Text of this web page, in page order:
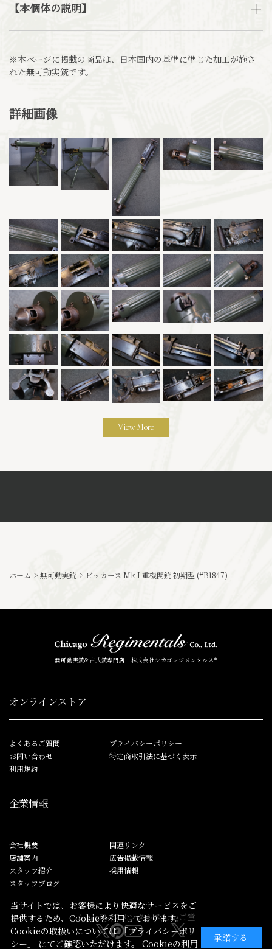
【本個体の説明】
※本ページに掲載の商品は、日本国内の基準に準じた加工が施さ
れた無可動実銃です。
詳細画像
View More
ホーム > 無可動実銃 > ビッカース Mk I 重機関銃 初期型 (#B1847)
無可動実銃&古式銃専門店 株式会社シカゴレジメンタルス®
オンラインストア
よくあるご質問
お問い合わせ
利用規約
プライバシーポリシー
特定商取引法に基づく表示
企業情報
会社概要
店舗案内
スタッフ紹介
スタッフブログ
関連リンク
広告掲載情報
採用情報
シカゴレジメンタルスしかご堂
当サイトでは、お客様により快適なサービスをご
提供するため、Cookieを利用しております。
Cookieの取扱いについては「プライバシーポリ
シー」
にてご確認いただけます。 Cookieの利用
承諾する